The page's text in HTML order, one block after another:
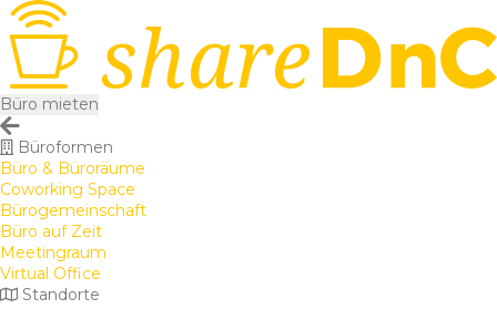
Büro mieten
Büroformen
Büro & Büroräume
Coworking Space
Bürogemeinschaft
Büro auf Zeit
Meetingraum
Virtual Office
Standorte